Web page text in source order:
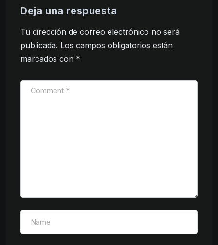
Deja una respuesta
Tu dirección de correo electrónico no será
publicada. Los campos obligatorios están
marcados con *